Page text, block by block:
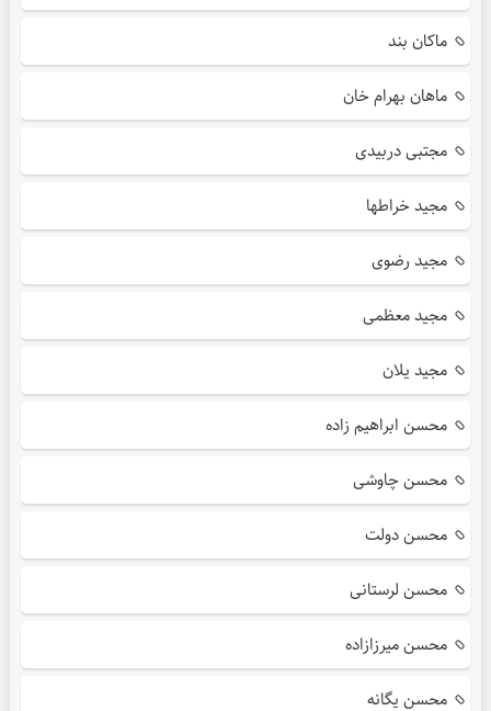
ماکان بند
ماهان بهرام خان
مجتبی دربیدی
مجید خراطها
مجید رضوی
مجید معظمی
مجید یلان
محسن ابراهیم زاده
محسن چاوشی
محسن دولت
محسن لرستانی
محسن میرزازاده
محسن یگانه